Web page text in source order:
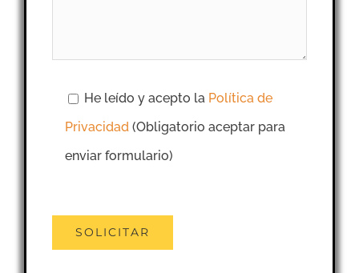
He leído y acepto la Política de
Privacidad (Obligatorio aceptar para
enviar formulario)